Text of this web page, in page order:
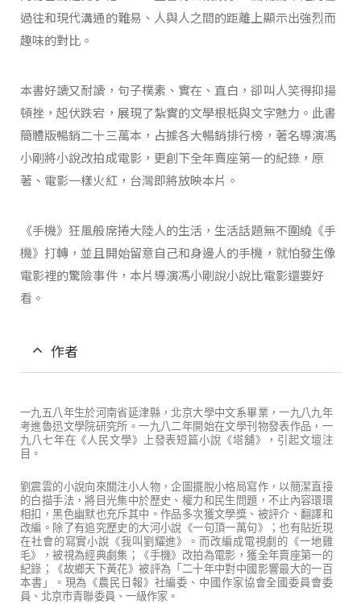
過往和現代溝通的難易、人與人之間的距離上顯示出強烈而
趣味的對比。
本書好讀又耐讀，句子樸素、實在、直白，卻叫人笑得抑揚
頓挫，起伏跌宕，展現了紮實的文學根柢與文字魅力。此書
簡體版暢銷二十三萬本，占據各大暢銷排行榜，著名導演馮
小剛將小說改拍成電影，更創下全年賣座第一的紀錄，原
著、電影一樣火紅，台灣即將放映本片。
《手機》狂風般席捲大陸人的生活，生活話題無不圍繞《手
機》打轉，並且開始留意自己和身邊人的手機，就怕發生像
電影裡的驚險事件，本片導演馮小剛說小說比電影還要好
看。
作者
一九五八年生於河南省延津縣，北京大學中文系畢業，一九八九年
考進魯迅文學院研究所。一九八二年開始在文學刊物發表作品，一
九八七年在《人民文學》上發表短篇小說《塔舖》，引起文壇注
目。
劉震雲的小說向來關注小人物，企圖擺脫小格局寫作，以簡潔直接
的白描手法，將目光集中於歷史、權力和民生問題，不止內容環環
相扣，黑色幽默也充斥其中。作品多次獲文學獎、被評介、翻譯和
改編。除了有追究歷史的大河小說《一句頂一萬句》；也有貼近現
在社會的寫實小說《我叫劉耀進》。而改編成電視劇的《一地雞
毛》，被視為經典劇集；《手機》改拍為電影，獲全年賣座第一的
紀錄；《故鄉天下黃花》被評為「二十年中對中國影響最大的一百
本書」。現為《農民日報》社編委、中國作家協會全國委員會委
員、北京市青聯委員、一級作家。